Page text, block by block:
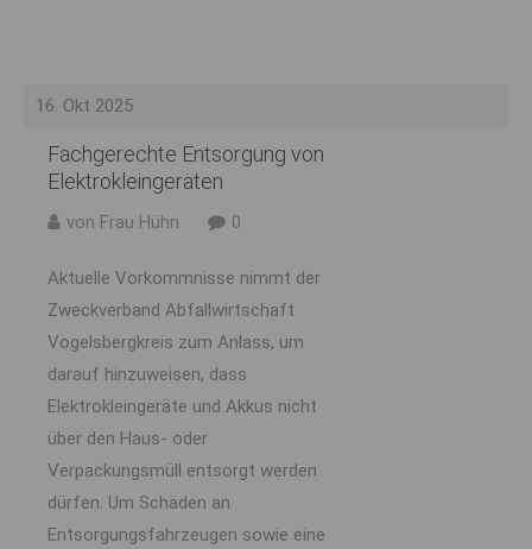
16. Okt 2025
Fachgerechte Entsorgung von
Elektrokleingeräten
von Frau Hühn 0
Aktuelle Vorkommnisse nimmt der
Zweckverband Abfallwirtschaft
Vogelsbergkreis zum Anlass, um
darauf hinzuweisen, dass
Elektrokleingeräte und Akkus nicht
über den Haus- oder
Verpackungsmüll entsorgt werden
dürfen. Um Schäden an
Entsorgungsfahrzeugen sowie eine